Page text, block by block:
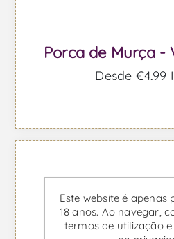
Porca de Murça -
Desde €4,99
Este website é apenas
18 anos. Ao navegar,
termos de utilização